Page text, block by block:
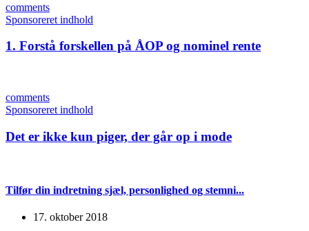
comments
Sponsoreret indhold
1. Forstå forskellen på ÅOP og nominel rente
comments
Sponsoreret indhold
Det er ikke kun piger, der går op i mode
Tilfør din indretning sjæl, personlighed og stemni...
17. oktober 2018